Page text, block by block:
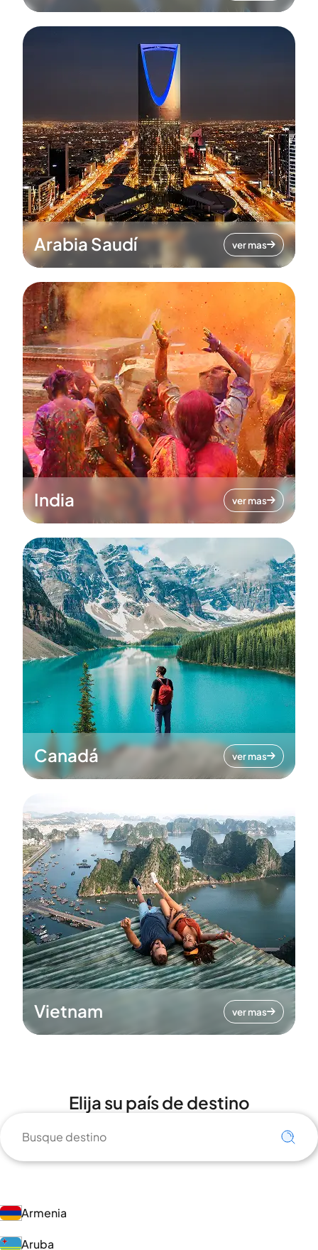
Arabia Saudí ver mas
India ver mas
Canadá ver mas
Vietnam ver mas
Elija su país de destino
Armenia
Aruba